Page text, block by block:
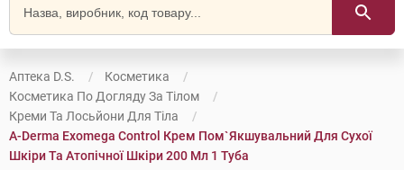
Аптека D.S.
Косметика
Косметика По Догляду За Тілом
Креми Та Лосьйони Для Тіла
A-Derma Exomega Control Крем Пом`якшувальний Для Сухої
Шкіри Та Атопічної Шкіри 200 Мл 1 Туба